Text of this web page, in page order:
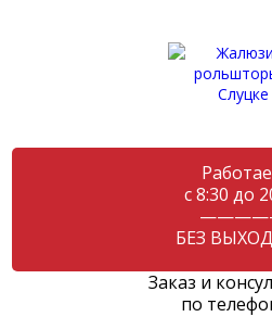
с 8:30 до
БЕЗ
Заказ и
по